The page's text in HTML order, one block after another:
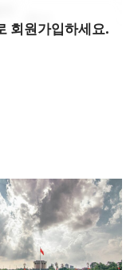
증기
사고력을 아이
들에게 부여합
니다.
회원가입하세요.